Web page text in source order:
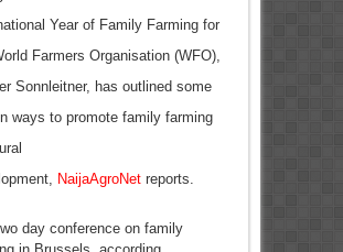
Year of Family Farming for
Farmers Organisation (WFO),
Sonnleitner, has outlined some
ways to promote family farming
NaijaAgroNetreports.
day conference on family